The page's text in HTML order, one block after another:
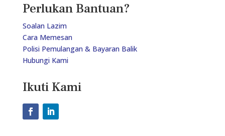
Perlukan Bantuan?
Soalan Lazim
Cara Memesan
Polisi Pemulangan & Bayaran Balik
Hubungi Kami
Ikuti Kami